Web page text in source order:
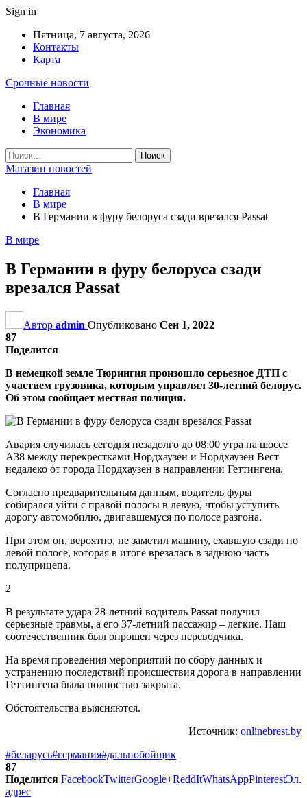
Sign in
Пятница, 7 августа, 2026
Контакты
Карта
Срочные новости
Главная
В мире
Экономика
Магазин новостей
Главная
В мире
В Германии в фуру белоруса сзади врезался Passat
В мире
В Германии в фуру белоруса сзади
врезался Passat
Автор admin Опубликовано Сен 1, 2022
87
Поделится
В немецкой земле Тюрингия произошло серьезное ДТП с
участием грузовика, которым управлял 30-летний белорус.
Об этом сообщает местная полиция.
Авария случилась сегодня незадолго до 08:00 утра на шоссе
A38 между перекрестками Нордхаузен и Нордхаузен Вест
недалеко от города Нордхаузен в направлении Геттингена.
Согласно предварительным данным, водитель фуры
собирался уйти с правой полосы в левую, чтобы уступить
дорогу автомобилю, двигавшемуся по полосе разгона.
При этом он, вероятно, не заметил машину, ехавшую сзади по
левой полосе, которая в итоге врезалась в заднюю часть
полуприцепа.
2
В результате удара 28-летний водитель Passat получил
серьезные травмы, а его 37-летний пассажир – легкие. Наш
соотечественник был опрошен через переводчика.
На время проведения мероприятий по сбору данных и
устранению последствий происшествия дорога в направлении
Геттингена была полностью закрыта.
Обстоятельства выясняются.
Источник: onlinebrest.by
#беларусь#германия#дальнобойщик
87
Поделится FacebookTwitterGoogle+ReddItWhatsAppPinterestЭл.
адрес